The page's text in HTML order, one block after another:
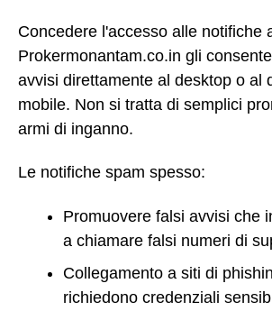
Concedere l'accesso alle notifiche
Prokermonantam.co.in gli
avvisi direttamente al desktop o al
mobile. Non si tratta di semplici
armi di inganno.
Le notifiche spam spesso:
Promuovere falsi avvisi che
a chiamare falsi numeri di
Collegamento a siti di
richiedono credenziali